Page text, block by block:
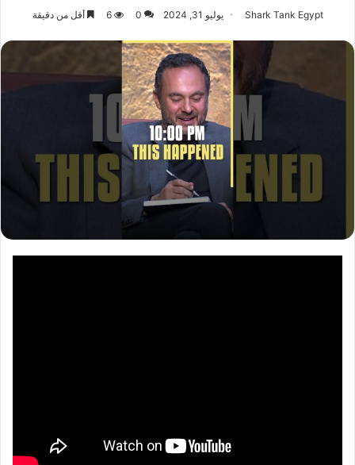
Shark Tank Egypt يوليو 31, 2024 0
6 أقل من دقيقة